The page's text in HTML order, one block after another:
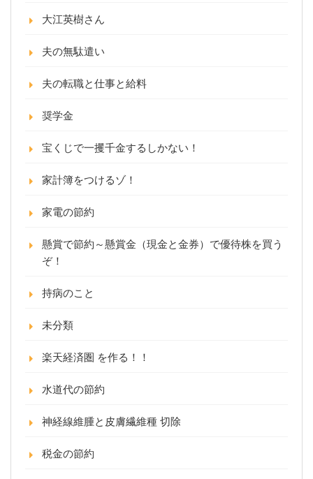
大江英樹さん
夫の無駄遣い
夫の転職と仕事と給料
奨学金
宝くじで一攫千金するしかない！
家計簿をつけるゾ！
家電の節約
懸賞で節約～懸賞金（現金と金券）で優待株を買う
ぞ！
持病のこと
未分類
楽天経済圏 を作る！！
水道代の節約
神経線維腫と皮膚繊維種 切除
税金の節約